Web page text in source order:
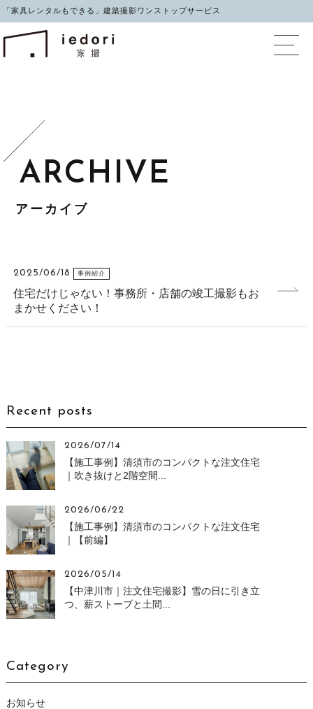
「家具レンタルもできる」建築撮影ワンストップサービス
イエドリ（家撮）家
アーカイブ
2025/06/18 事例紹介
住宅だけじゃない！事務所・店舗の竣工撮影もお
まかせください！
Recent posts
2026/07/14
【施工事例】清須市のコンパクトな注文住宅
｜吹き抜けと2階空間...
2026/06/22
【施工事例】清須市のコンパクトな注文住宅
｜【前編】
2026/05/14
【中津川市｜注文住宅撮影】雪の日に引き立
つ、薪ストーブと土間...
Category
お知らせ